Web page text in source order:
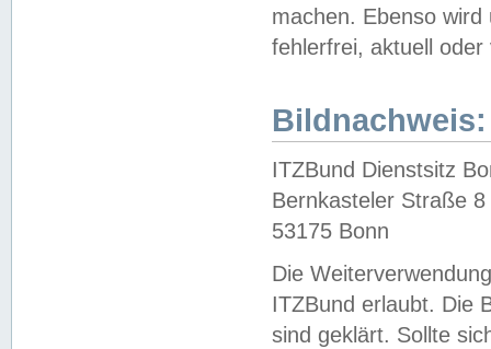
machen. Ebenso
fehlerfrei, aktuell oder
Bildnachweis:
ITZBund Dienstsitz
Bernkasteler Straße 8
53175 Bonn
Die
ITZBund erlaubt. Die
sind geklärt. Sollte